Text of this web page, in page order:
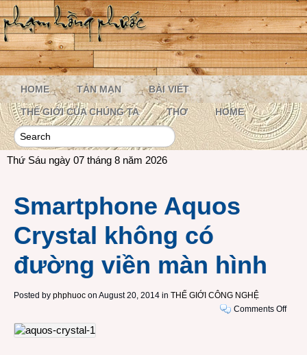
HOME TẢN MẠN BÀI VIẾT
THẾ GIỚI CỦA CHÚNG TA THƠ HOME
Thứ Sáu ngày 07 tháng 8 năm 2026
Smartphone Aquos
Crystal không có
đường viền màn hình
Posted by phphuoc on August 20, 2014 in THẾ GIỚI CÔNG NGHỆ
Comments Offon